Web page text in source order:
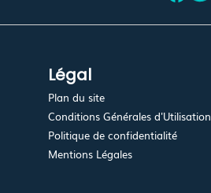
Légal
Plan du site
Conditions Générales d'Utilisation
Politique de confidentialité
Mentions Légales